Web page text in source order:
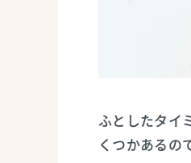
ふとしたタイ
くつかあるの